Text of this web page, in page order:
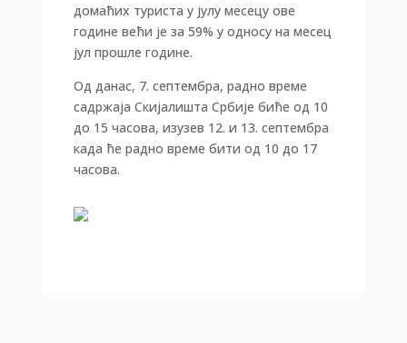
домаћих туриста у јулу месецу ове
године већи је за 59% у односу на месец
јул прошле године.
Од данас, 7. септембра, радно време
садржаја Скијалишта Србије биће од 10
до 15 часова, изузев 12. и 13. септембра
када ће радно време бити од 10 до 17
часова.